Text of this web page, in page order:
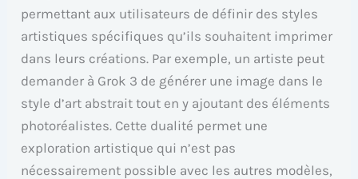
permettant aux utilisateurs de définir des styles
artistiques spécifiques qu’ils souhaitent imprimer
dans leurs créations. Par exemple, un artiste peut
demander à Grok 3 de générer une image dans le
style d’art abstrait tout en y ajoutant des éléments
photoréalistes. Cette dualité permet une
exploration artistique qui n’est pas
nécessairement possible avec les autres modèles,